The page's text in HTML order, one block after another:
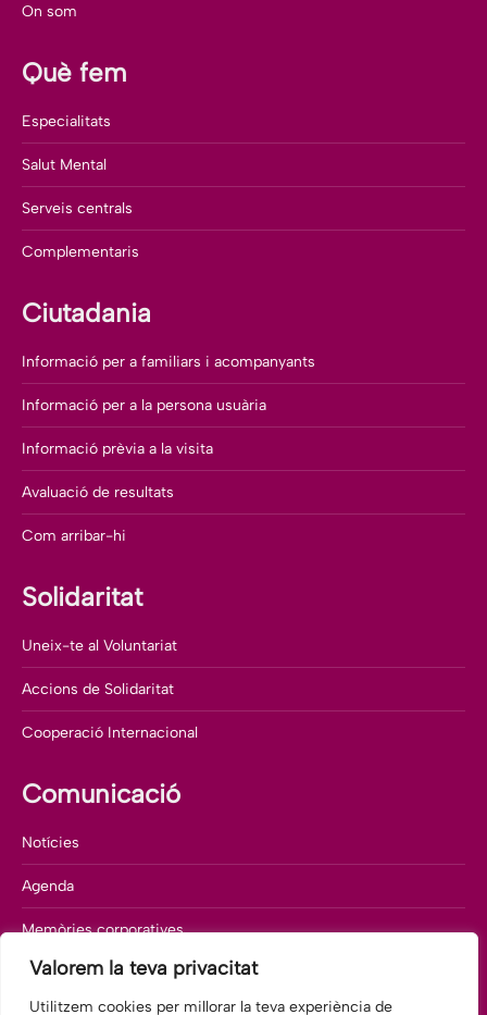
Valorem la teva privacitat
Utilitzem cookies per millorar la teva experiència de
On som
Què fem
Especialitats
Salut Mental
Serveis centrals
Complementaris
Ciutadania
Informació per a familiars i acompanyants
Informació per a la persona usuària
Informació prèvia a la visita
Avaluació de resultats
Com arribar-hi
Solidaritat
Uneix-te al Voluntariat
Accions de Solidaritat
Cooperació Internacional
Comunicació
Notícies
Agenda
Memòries corporatives
Departament de comunicació